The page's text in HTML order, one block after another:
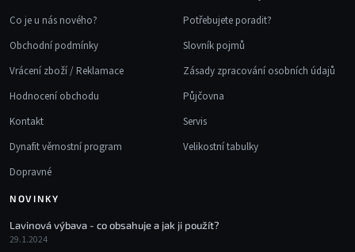
Co je u nás nového?
Obchodní podmínky
Vrácení zboží / Reklamace
Hodnocení obchodu
Kontakt
Dynafit věrnostní program
Dopravné
Potřebujete poradit?
Slovník pojmů
Zásady zpracování osobních údajů
Půjčovna
Servis
Velikostní tabulky
NOVINKY
Lavinová výbava - co obsahuje a jak ji použít?
29.1.2024